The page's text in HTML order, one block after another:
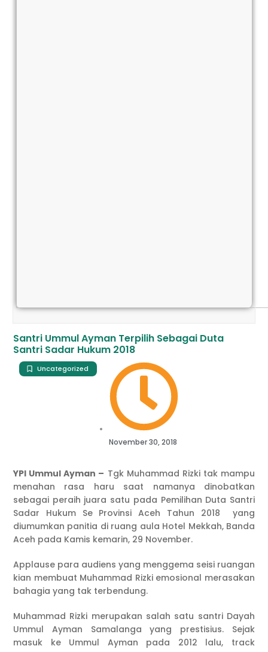
Santri Ummul Ayman Terpilih Sebagai Duta
Santri Sadar Hukum 2018
November 30, 2018
Uncategorized
YPI Ummul Ayman – Tgk Muhammad Rizki tak mampu
menahan rasa haru saat namanya dinobatkan
sebagai peraih juara satu pada Pemilihan Duta Santri
Sadar Hukum Se Provinsi Aceh Tahun 2018 yang
diumumkan panitia di ruang aula Hotel Mekkah, Banda
Aceh pada Kamis kemarin, 29 November.
Applause para audiens yang menggema seisi ruangan
kian membuat Muhammad Rizki emosional merasakan
bahagia yang tak terbendung.
Muhammad Rizki merupakan salah satu santri Dayah
Ummul Ayman Samalanga yang prestisius. Sejak
masuk ke Ummul Ayman pada 2012 lalu, track